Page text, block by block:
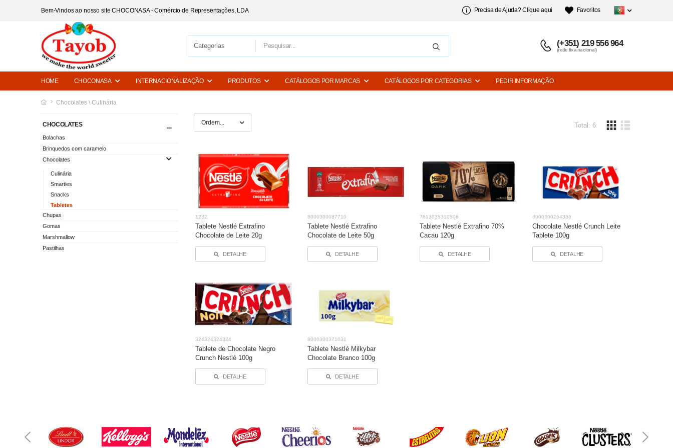
Bem-Vindos ao nosso site CHOCONASA - Comércio de Representações, LDA Precisa de Ajuda? Clique aqui Favoritos
(+351) 219 556 964
(rede fixa nacional)
HOME CHOCONASA INTERNACIONALIZAÇÃO PRODUTOS CATÁLOGOS POR MARCAS CATÁLOGOS POR CATEGORIAS PEDIR INFORMAÇÃO
Chocolates \ Culinária
CHOCOLATES
Bolachas
Brinquedos com caramelo
Chocolates
Culinária
Smarties
Snacks
Tabletes
Chupas
Gomas
Marshmallow
Pastilhas
Total: 6
1232
Tablete Nestlé Extrafino
Chocolate de Leite 20g
DETALHE
8000300087710
Tablete Nestlé Extrafino
Chocolate de Leite 50g
DETALHE
7613035310506
Tablete Nestlé Extrafino 70%
Cacau 120g
DETALHE
8000300264388
Chocolate Nestlé Crunch Leite
Tablete 100g
DETALHE
324324324324
Tablete de Chocolate Negro
Crunch Nestlé 100g
DETALHE
8000300371031
Tablete Nestlé Milkybar
Chocolate Branco 100g
DETALHE